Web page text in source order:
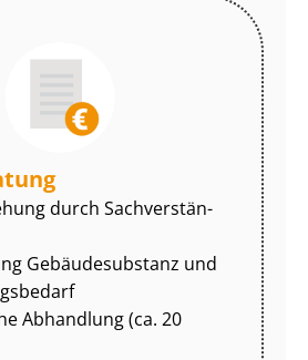
durch Sach­ver­stän­
Gebäudesubstanz und
Abhandlung (ca. 20